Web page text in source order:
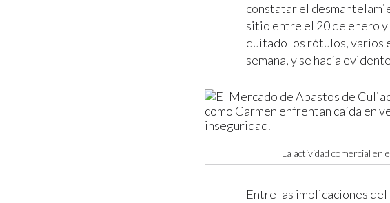
constatar el
sitio entre el 20 de enero y
quitado los rótulos, varios
semana, y se hacía
La actividad comercial en
Entre las implicaciones